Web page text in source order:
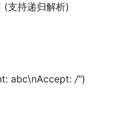
(支持递归解析)
abc\nAccept: /")